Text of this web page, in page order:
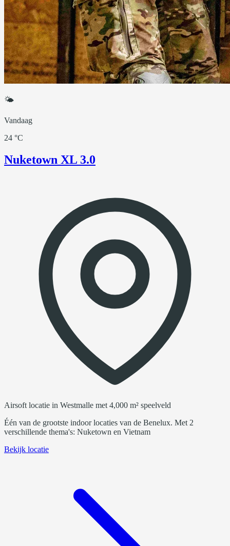
🌤
Vandaag
24 °C
Nuketown XL 3.0
Airsoft locatie in Westmalle met 4,000 m² speelveld
Één van de grootste indoor locaties van de Benelux. Met 2
verschillende thema's: Nuketown en Vietnam
Bekijk locatie